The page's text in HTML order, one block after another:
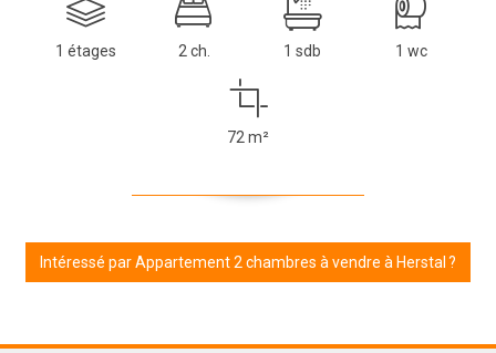
1 étages 2 ch. 1 sdb 1 wc
72 m²
Intéressé par Appartement 2 chambres à vendre à Herstal ?